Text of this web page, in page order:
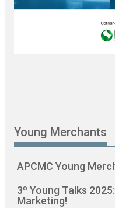
Young Merchants
APCMC Young
3º Young Talks
Marketing!